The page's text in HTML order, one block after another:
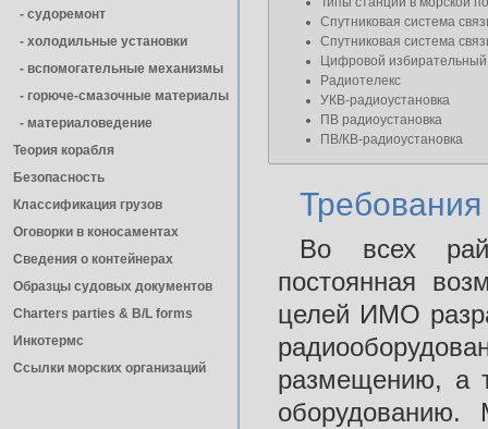
- cудоремонт
- холодильные установки
- вспомогательные механизмы
- горюче-смазочные материалы
- материаловедение
Теория корабля
Безопасность
Классификация грузов
Оговорки в коносаментах
Сведения о контейнерах
Образцы судовых документов
Charters parties & B/L forms
Инкотермс
Ссылки морских организаций
Спутниковая система
Спутниковая система
Цифровой
Радиотелекс
УКВ-радиоустановка
ПВ радиоустановка
ПВ/КВ-радиоустановка
Во всех
постоянная
целей ИМО
размещению, а
оборудованию.